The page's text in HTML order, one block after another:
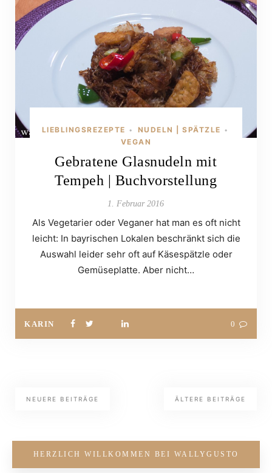
LIEBLINGSREZEPTE • NUDELN | SPÄTZLE •
VEGAN
Gebratene Glasnudeln mit
Tempeh | Buchvorstellung
1. Februar 2016
Als Vegetarier oder Veganer hat man es oft nicht
leicht: In bayrischen Lokalen beschränkt sich die
Auswahl leider sehr oft auf Käsespätzle oder
Gemüseplatte. Aber nicht…
KARIN 0
ÄLTERE BEITRÄGE
NEUERE BEITRÄGE
HERZLICH WILLKOMMEN BEI WALLYGUSTO